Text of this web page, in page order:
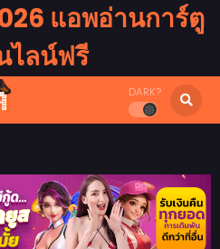
แอพอ่านการ์ตู
ไลน์ฟรี
DARK?